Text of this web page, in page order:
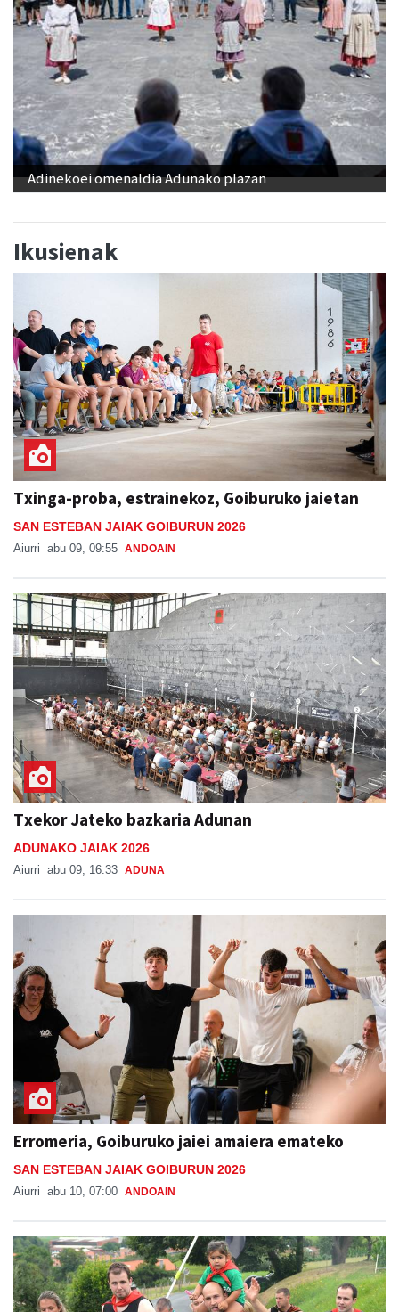
Adinekoei omenaldia Adunako plazan
Ikusienak
Txinga-proba, estrainekoz, Goiburuko jaietan
SAN ESTEBAN JAIAK GOIBURUN 2026
Aiurri abu 09, 09:55 ANDOAIN
Txekor Jateko bazkaria Adunan
ADUNAKO JAIAK 2026
Aiurri abu 09, 16:33 ADUNA
Erromeria, Goiburuko jaiei amaiera emateko
SAN ESTEBAN JAIAK GOIBURUN 2026
Aiurri abu 10, 07:00 ANDOAIN